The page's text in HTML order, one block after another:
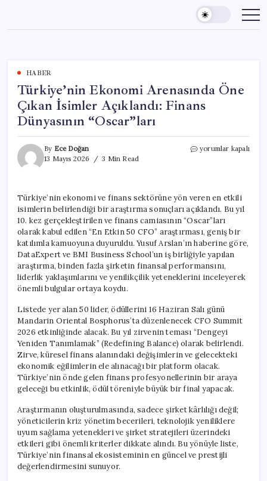
content
HABER
Türkiye’nin Ekonomi Arenasında Öne
Çıkan İsimler Açıklandı: Finans
Dünyasının “Oscar”ları
By Ece Doğan
13 Mayıs 2026
3 Min Read
Türkiye’nin
İsimler
Açıklandı:
Finans
Dünyasının
“Oscar”ları
için
yorumlar kapalı
Türkiye’nin ekonomi ve finans sektörüne yön veren en etkili
isimlerin belirlendiği bir araştırma sonuçları açıklandı. Bu yıl
10. kez gerçekleştirilen ve finans camiasının “Oscar”ları
olarak kabul edilen “En Etkin 50 CFO” araştırması, geniş bir
katılımla kamuoyuna duyuruldu. Yusuf Arslan’ın haberine göre,
DataExpert ve BMI Business School’un iş birliğiyle yapılan
araştırma, binden fazla şirketin finansal performansını,
liderlik yaklaşımlarını ve yenilikçilik yeteneklerini inceleyerek
önemli bulgular ortaya koydu.
Listede yer alan 50 lider, ödüllerini 16 Haziran Salı günü
Mandarin Oriental Bosphorus’ta düzenlenecek CFO Summit
2026 etkinliğinde alacak. Bu yıl zirvenin teması “Dengeyi
Yeniden Tanımlamak” (Redefining Balance) olarak belirlendi.
Zirve, küresel finans alanındaki değişimlerin ve gelecekteki
ekonomik eğilimlerin ele alınacağı bir platform olacak.
Türkiye’nin önde gelen finans profesyonellerinin bir araya
geleceği bu etkinlik, ödül töreniyle büyük bir final yapacak.
Araştırmanın oluşturulmasında, sadece şirket kârlılığı değil;
yöneticilerin kriz yönetim becerileri, teknolojik yeniliklere
uyum sağlama yetenekleri ve şirket stratejileri üzerindeki
etkileri gibi önemli kriterler dikkate alındı. Bu yönüyle liste,
Türkiye’nin finansal ekosisteminin en güncel ve prestijli
değerlendirmesini sunuyor.